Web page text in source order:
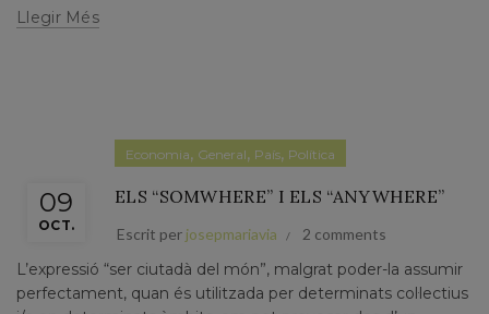
Llegir Més
09
OCT.
Economia, General, País, Política
ELS “SOMWHERE” I ELS “ANYWHERE”
Escrit per josepmariavia 2 comments
L’expressió “ser ciutadà del món”, malgrat poder-la assumir
perfectament, quan és utilitzada per determinats col·lectius